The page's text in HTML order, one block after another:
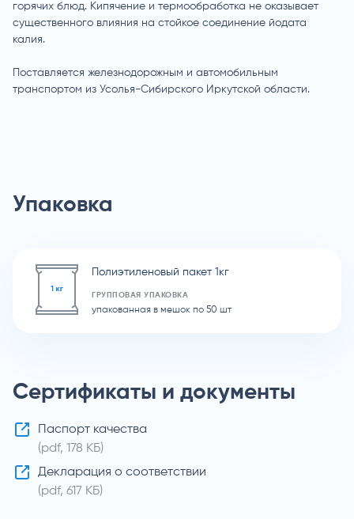
горячих блюд. Кипячение и термообработка не оказывает
существенного влияния на стойкое соединение йодата
калия.
Поставляется железнодорожным и автомобильным
транспортом из Усолья-Сибирского Иркутской области.
Упаковка
Полиэтиленовый пакет 1кг
ГРУППОВАЯ УПАКОВКА
упакованная в мешок по 50 шт
Сертификаты и документы
Паспорт качества
(pdf, 178 КБ)
Декларация о соответствии
(pdf, 617 КБ)